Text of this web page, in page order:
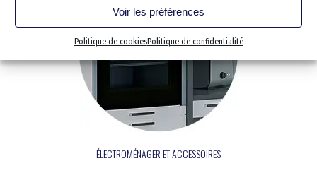
Voir les préférences
Politique de cookiesPolitique de confidentialité
ÉLECTROMÉNAGER ET ACCESSOIRES
Extension
Électricité et Domotique
Revêtements de sols
Votre projet clef en main
Les 5 étapes de votre
Qui sommes nous